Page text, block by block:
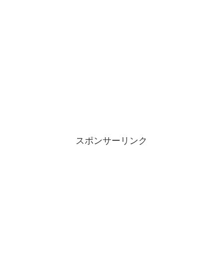
スポンサーリンク